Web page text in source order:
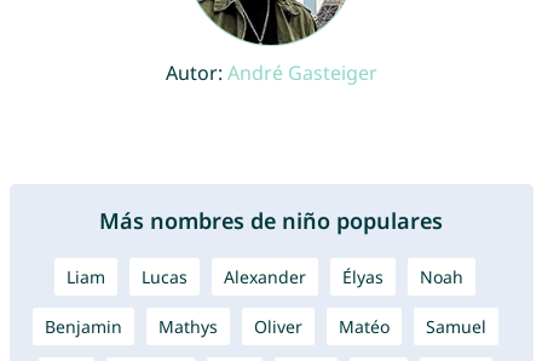
Autor: André Gasteiger
Más nombres de niño populares
Liam Lucas Alexander Élyas Noah
Benjamin Mathys Oliver Matéo Samuel